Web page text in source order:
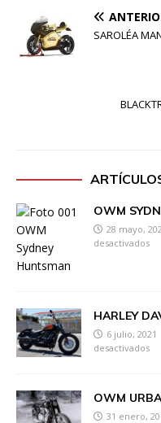
SAROLÉA
OWM
28 mayo,
desactivados
HARLEY
6 julio, 2021
desactivados
OWM
31 enero,